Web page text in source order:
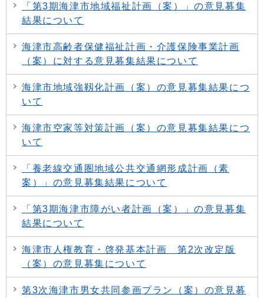
「第3期海津市地域福祉計画（案）」の意見募集
結果について
海津市高齢者保健福祉計画・介護保険事業計画
（案）に対する意見募集結果について
海津市地域強靱化計画（案）の意見募集結果につ
いて
海津市空家等対策計画（案）の意見募集結果につ
いて
「養老線交通圏地域公共交通網形成計画（素
案）」の意見募集結果について
「第3期海津市障がい者計画（案）」の意見募集
結果について
海津市人権教育・啓発基本計画 第2次改定版
（案）の意見募集について
第3次海津市男女共同参画プラン（案）の意見募